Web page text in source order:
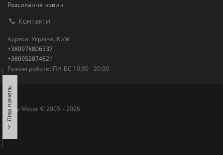
Розсилання новин
Контакти
Адреса: Україна, Київ
+380978806537
+380952874821
Режим роботи: ПН-ВС 10:00 - 20:00
Moy-Motor © 2005 – 2026
Ліва панель